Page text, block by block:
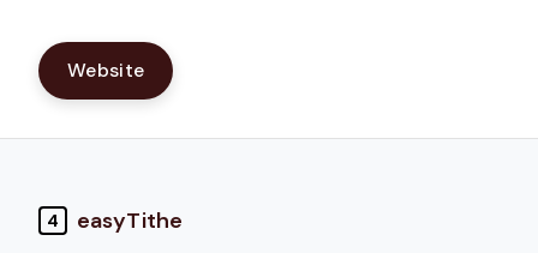
Website
4 easyTithe